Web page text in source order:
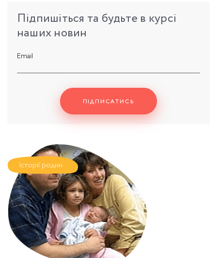
Підпишіться та будьте в курсі
наших новин
Email
ПІДПИСАТИСЬ
Історії родин